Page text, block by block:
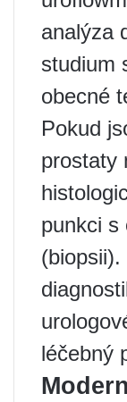
analýza
studium
obecné
Pokud
prostaty
punkci s
léčebný